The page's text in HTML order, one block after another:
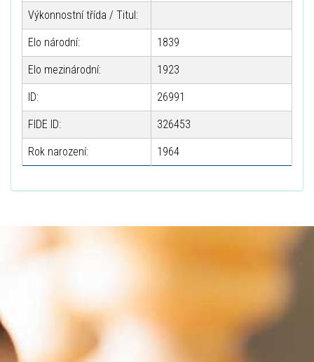
Výkonnostní třída / Titul:
Elo národní: 1839
Elo mezinárodní: 1923
ID: 26991
FIDE ID: 326453
Rok narození: 1964